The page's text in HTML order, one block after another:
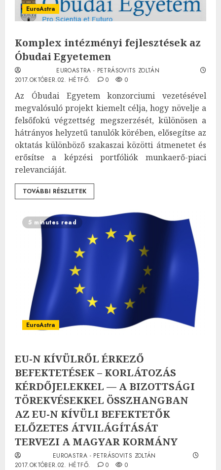
EuroAstra
Komplex intézményi fejlesztések az
Óbudai Egyetemen
EUROASTRA - PETRÁSOVITS ZOLTÁN
2017.OKTÓBER.02. HÉTFŐ.
0 0
Az Óbudai Egyetem konzorciumi vezetésével
megvalósuló projekt kiemelt célja, hogy növelje a
felsőfokú végzettség megszerzését, különösen a
hátrányos helyzetű tanulók körében, elősegítse az
oktatás különböző szakaszai közötti átmenetet és
erősítse a képzési portfóliók munkaerő-piaci
relevanciáját.
TOVÁBBI RÉSZLETEK
5 minutes read
EuroAstra
EU-N KÍVÜLRŐL ÉRKEZŐ
BEFEKTETÉSEK – KORLÁTOZÁS
KÉRDŐJELEKKEL — A BIZOTTSÁGI
TÖREKVÉSEKKEL ÖSSZHANGBAN
AZ EU-N KÍVÜLI BEFEKTETŐK
ELŐZETES ÁTVILÁGÍTÁSÁT
TERVEZI A MAGYAR KORMÁNY
EUROASTRA - PETRÁSOVITS ZOLTÁN
2017.OKTÓBER.02. HÉTFŐ.
0 0